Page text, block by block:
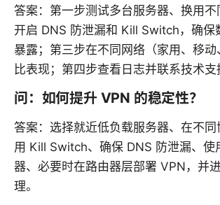
答案：第一步测试多台服务器、换用
开启 DNS 防泄漏和 Kill Switch，确保
暴露；第三步在不同网络（家用、移
比表现；第四步查看日志并联系技术支
问：如何提升 VPN 的稳定性？
答案：选择就近低负载服务器、在不同
用 Kill Switch、确保 DNS 防泄漏、使
器、必要时在路由器层部署 VPN，并
理。